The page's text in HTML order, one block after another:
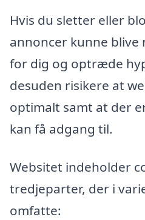
Hvis du sletter eller
annoncer kunne blive
for dig og optræde
desuden risikere at
optimalt samt at der
kan få adgang til.
Websitet indeholder
tredjeparter, der i
omfatte: